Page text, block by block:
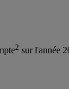
2 sur l'année